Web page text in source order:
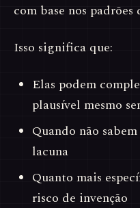
com base nos padrões
Isso significa que:
Elas podem
plausível mesmo
Quando não
lacuna
Quanto mais
risco de invenção